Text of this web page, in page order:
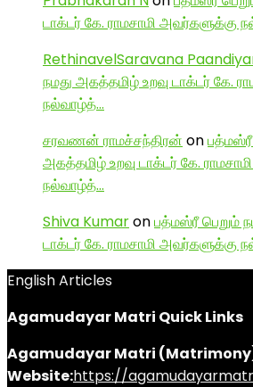
டாக்டர் கே. ராமசாமி அவர்களுக்கு
RethinavelSaravana
நமது அகத்தமிழ் உறவு டாக்டர் கே.
நல்வாழ்த்…
சரவணன் ராமச்சந்திரன் onபத்மஸ்ரீ
அகத்தமிழ் உறவு டாக்டர் கே.
நல்வாழ்த்…
Shiva Kumaronபத்மஸ்ரீ பெறும்
டாக்டர் கே. ராமசாமி அவர்களுக்கு
English Articles
Agamudayar Matri Quick Links
Agamudayar Matri
Website:https://